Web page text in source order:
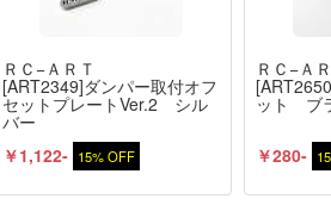
ＲＣ−ＡＲＴ
[ART2349]ダンパー取付オフ
セットプレートVer.2 シル
バー
￥1,122- 15% OFF
ＲＣ−Ａ
ット ブ
￥280-